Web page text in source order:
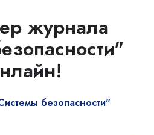
журнала
безопасности"